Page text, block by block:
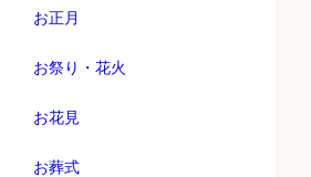
お正月
お祭り・花火
お花見
お葬式